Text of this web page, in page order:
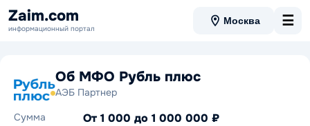
Zaim.com
информационный портал
Москва ☰
Об МФО Рубль плюс
АЭБ Партнер
Сумма
От 1 000 до 1 000 000 ₽